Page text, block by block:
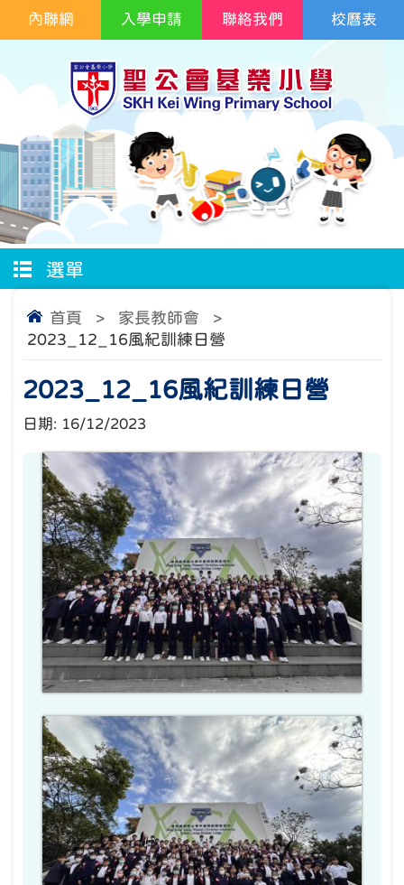
校曆表
內聯網 入學申請 聯絡我們
選單
首頁 > 家長教師會
>
2023_12_16風紀訓練日營
2023_12_16風紀訓練日營
日期: 16/12/2023